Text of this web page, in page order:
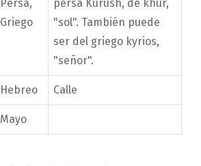
Persa,
Griego
persa Kûrush, de khur,
"sol". También puede
ser del griego kyrios,
"señor".
Hebreo Calle
Mayo